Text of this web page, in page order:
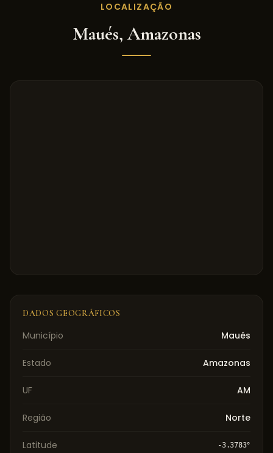
LOCALIZAÇÃO
Maués,Amazonas
DADOS GEOGRÁFICOS
Município Maués
Estado Amazonas
UF AM
Região Norte
Latitude -3.3783°